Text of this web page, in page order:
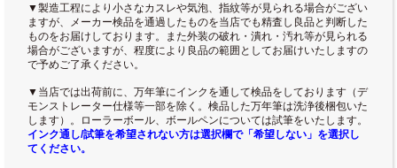
▼製造工程により小さなカスレや気泡、指紋等が見られる場合がござい
ますが、メーカー検品を通過したものを当店でも精査し良品と判断した
ものをお届けしております。また外装の破れ・潰れ・汚れ等が見られる
場合がございますが、程度により良品の範囲としてお届けいたしますの
で予めご了承ください。
▼当店では出荷前に、万年筆にインクを通して検品をしております（デ
モンストレーター仕様等一部を除く。検品した万年筆は洗浄後梱包いた
します）。ローラーボール、ボールペンについては試筆をいたします。
インク通し/試筆を希望されない方は選択欄で「希望しない」を選択し
てください。